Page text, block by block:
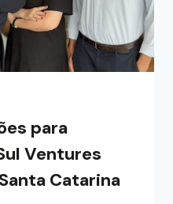
para
Ventures
Catarina